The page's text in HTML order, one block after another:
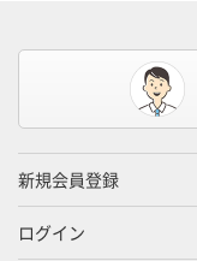
新規会員登録
ログイン